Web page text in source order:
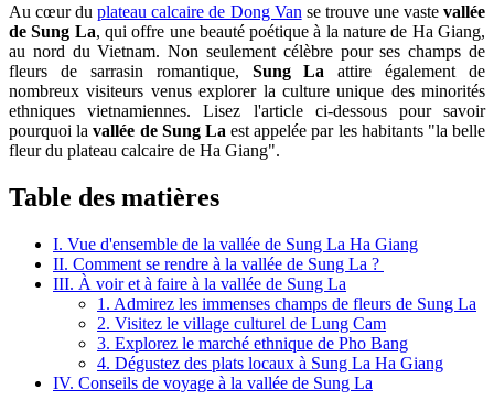
Au cœur duplateau calcaire de Dong Van se trouve une vastevallée
de Sung La, qui offre une beauté poétique à la nature de Ha Giang,
au nord du Vietnam. Non seulement célèbre pour ses champs de
fleurs de sarrasin romantique, Sung La attire également de
nombreux visiteurs venus explorer la culture unique des minorités
ethniques vietnamiennes. Lisez l'article ci-dessous pour savoir
pourquoi lavallée de Sung La est appelée par les habitants "la belle
fleur du plateau calcaire de Ha Giang".
Table des matières
I. Vue d'ensemble de la vallée de Sung La Ha Giang
II. Comment se rendre à la vallée de Sung La ?
III. À voir et à faire à la vallée de Sung La
1. Admirez les immenses champs de fleurs de Sung La
2. Visitez le village culturel de Lung Cam
3. Explorez le marché ethnique de Pho Bang
4. Dégustez des plats locaux à Sung La Ha Giang
IV. Conseils de voyage à la vallée de Sung La